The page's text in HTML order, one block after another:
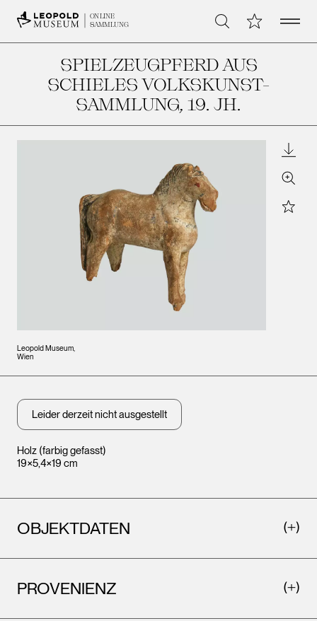
ONLINE
SAMMLUNG
Suche Meine Open
SPIELZEUGPFERD AUS
SCHIELES VOLKSKUNST-
SAMMLUNG, 19. JH.
Leopold Museum,
Wien
Zoom
Star
Holz (farbig gefasst)
19×5,4×19 cm
Leider derzeit nicht ausgestellt
OBJEKTDATEN
PROVENIENZ